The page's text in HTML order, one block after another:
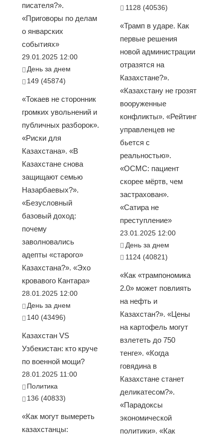
писателя?».
«Приговоры по делам
о январских
событиях»
29.01.2025 12:00
День за днем
149 (45874)
«Токаев не сторонник
громких увольнений и
публичных разборок».
«Риски для
Казахстана». «В
Казахстане снова
защищают семью
Назарбаевых?».
«Безусловный
базовый доход:
почему
заволновались
адепты «старого»
Казахстана?». «Эхо
кровавого Кантара»
28.01.2025 12:00
День за днем
140 (43496)
Казахстан VS
Узбекистан: кто круче
по военной мощи?
28.01.2025 11:00
Политика
136 (40833)
«Как могут вымереть
казахстанцы:
1128 (40536)
«Трамп в ударе. Как
первые решения
новой администрации
отразятся на
Казахстане?».
«Казахстану не грозят
вооруженные
конфликты». «Рейтинг
управленцев не
бьется с
реальностью».
«ОСМС: пациент
скорее мёртв, чем
застрахован».
«Сатира не
преступление»
23.01.2025 12:00
День за днем
1124 (40821)
«Как «трампономика
2.0» может повлиять
на нефть и
Казахстан?». «Цены
на картофель могут
взлететь до 750
тенге». «Когда
говядина в
Казахстане станет
деликатесом?».
«Парадоксы
экономической
политики». «Как